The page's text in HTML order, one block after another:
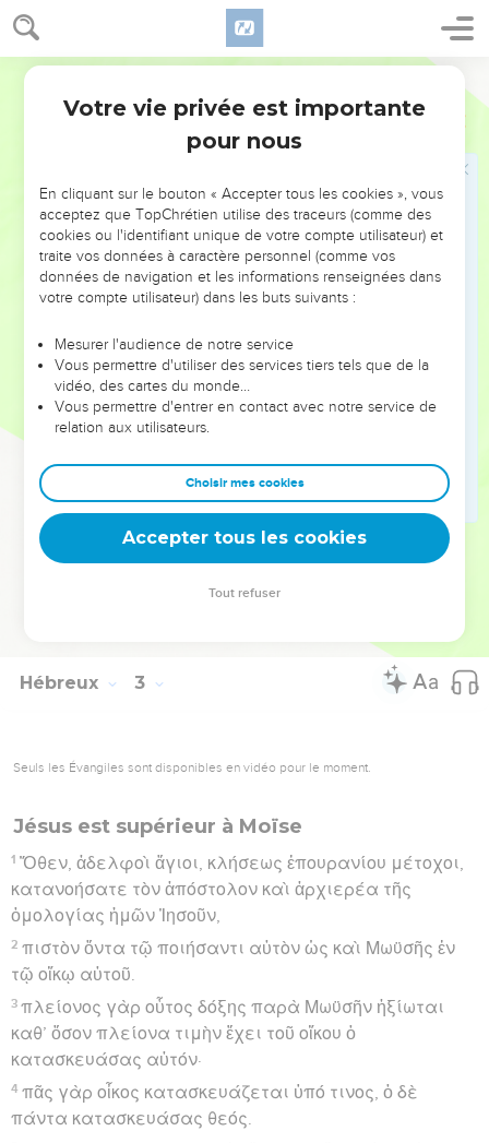
Hébreux 2
καλεῖν,
λέγων· Ἀπαγγελῶ τὸ ὄνομά σου τοῖς ἀδελφοῖς μου,
ἐν μέσῳ ἐκκλησίας ὑμνήσω σε·
καὶ πάλιν· Ἐγὼ ἔσομαι πεποιθὼς ἐπ’ αὐτῷ· καὶ
πάλιν· Ἰδοὺ ἐγὼ καὶ τὰ παιδία ἅ μοι ἔδωκεν ὁ θεός.
σαρκός, καὶ αὐτὸς παραπλησίως μετέσχεν τῶν
αὐτῶν, ἵνα διὰ τοῦ θανάτου καταργήσῃ τὸν τὸ κράτος
ἔχοντα τοῦ θανάτου, τοῦτ’ ἔστι τὸν διάβολον,
καὶ ἀπαλλάξῃ τούτους, ὅσοι φόβῳ θανάτου διὰ
παντὸς τοῦ ζῆν ἔνοχοι ἦσαν δουλείας.
οὐ γὰρ δήπου ἀγγέλων ἐπιλαμβάνεται, ἀλλὰ
σπέρματος Ἀβραὰμ ἐπιλαμβάνεται.
ὅθεν ὤφειλεν κατὰ πάντα τοῖς ἀδελφοῖς
ὁμοιωθῆναι, ἵνα ἐλεήμων γένηται καὶ πιστὸς
ἁμαρτίας τοῦ λαοῦ·
ἐν ᾧ γὰρ πέπονθεν αὐτὸς πειρασθείς, δύναται τοῖς
πειραζομένοις βοηθῆσαι.
Hébreu : © Westminster Leningrad Codex - tanach.us --- Grec : © 2010 by the
Hébreux 3
Seuls les Évangiles sont disponibles en vidéo pour le moment.
Jésus est supérieur à Moïse
1 Ὅθεν, ἀδελφοὶ ἅγιοι, κλήσεως ἐπουρανίου μέτοχοι,
κατανοήσατε τὸν ἀπόστολον καὶ ἀρχιερέα τῆς
ὁμολογίας ἡμῶν Ἰησοῦν,
2 πιστὸν ὄντα τῷ ποιήσαντι αὐτὸν ὡς καὶ Μωϋσῆς ἐν
τῷ οἴκῳ αὐτοῦ.
3 πλείονος γὰρ οὗτος δόξης παρὰ Μωϋσῆν ἠξίωται
καθ’ ὅσον πλείονα τιμὴν ἔχει τοῦ οἴκου ὁ
κατασκευάσας αὐτόν·
4 πᾶς γὰρ οἶκος κατασκευάζεται ὑπό τινος, ὁ δὲ
πάντα κατασκευάσας θεός.
Votre vie privée est importante
pour nous
En cliquant sur le bouton « Accepter tous les cookies », vous
acceptez que TopChrétien utilise des traceurs (comme des
cookies ou l'identifiant unique de votre compte utilisateur) et
traite vos données à caractère personnel (comme vos
données de navigation et les informations renseignées dans
votre compte utilisateur) dans les buts suivants :
Mesurer l'audience de notre service
Vous permettre d'utiliser des services tiers tels que de la
vidéo, des cartes du monde…
Vous permettre d'entrer en contact avec notre service de
relation aux utilisateurs.
Choisir mes cookies
Accepter tous les cookies
Tout refuser